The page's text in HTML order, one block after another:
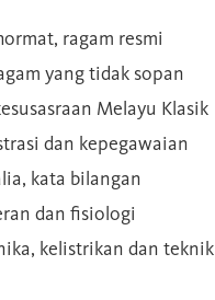
ragam resmi
yang tidak sopan
Melayu Klasik
dan kepegawaian
kata bilangan
dan fisiologi
kelistrikan dan teknik